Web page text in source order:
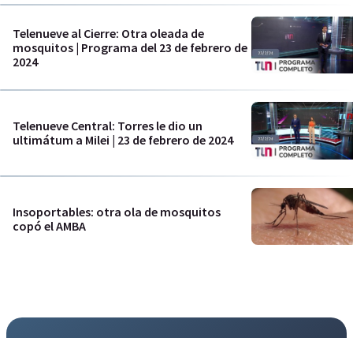
Telenueve al Cierre: Otra oleada de
mosquitos | Programa del 23 de febrero de
2024
Telenueve Central: Torres le dio un
ultimátum a Milei | 23 de febrero de 2024
Insoportables: otra ola de mosquitos
copó el AMBA